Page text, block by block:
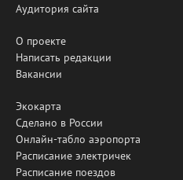
Аудитория сайта
О проекте
Написать редакции
Вакансии
Экокарта
Сделано в России
Онлайн-табло аэропорта
Расписание электричек
Расписание поездов